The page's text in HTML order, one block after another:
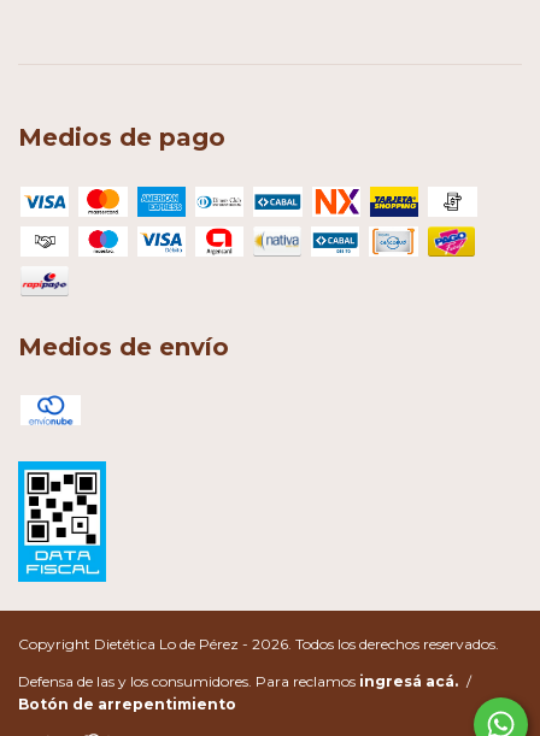
Medios de pago
Medios de envío
Copyright Dietética Lo de Pérez - 2026. Todos los derechos reservados.
Defensa de las y los consumidores. Para reclamos ingresá acá. /
Botón de arrepentimiento